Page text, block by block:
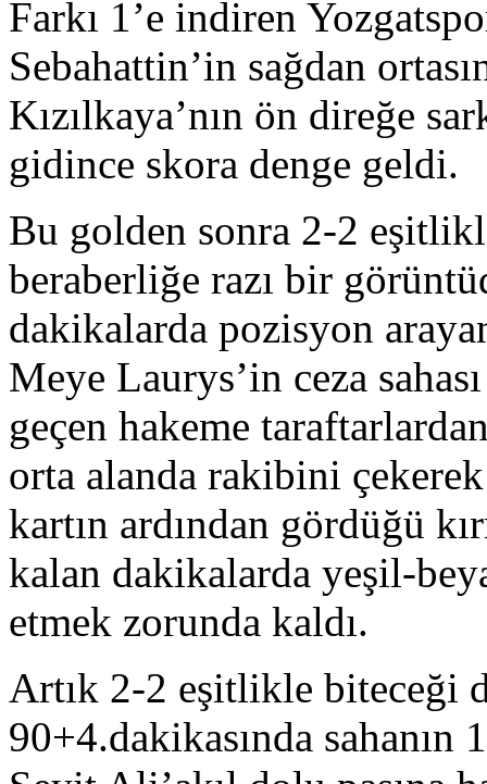
Farkı 1’e indiren
Sebahattin’in sağdan
Kızılkaya’nın ön direğe
gidince skora denge geldi.
Bu golden sonra 2-2
beraberliğe razı bir
dakikalarda pozisyon
Meye Laurys’in ceza
geçen hakeme
orta alanda rakibini
kartın ardından gördüğü
kalan dakikalarda yeşil-
etmek zorunda kaldı.
Artık 2-2 eşitlikle biteceği
90+4.dakikasında